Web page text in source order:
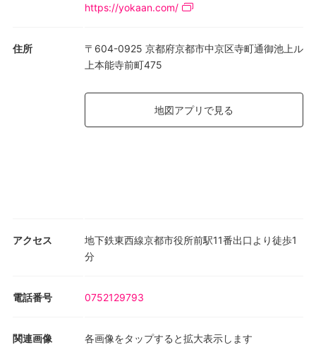
https://yokaan.com/
住所
〒604-0925 京都府京都市中京区寺町通御池上ル
上本能寺前町475
地図アプリで見る
アクセス
地下鉄東西線京都市役所前駅11番出口より徒歩1
分
電話番号 0752129793
関連画像 各画像をタップすると拡大表示します